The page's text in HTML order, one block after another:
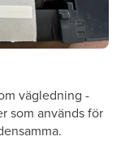
vägledning -
som används för